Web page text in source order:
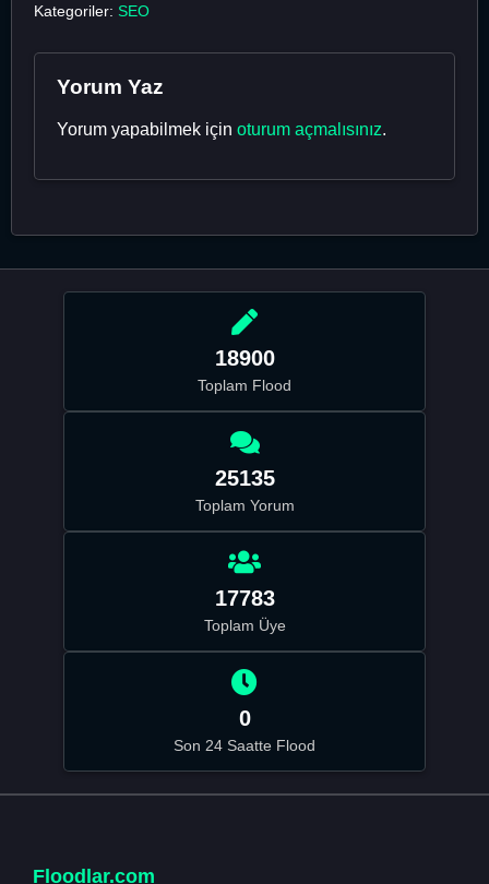
Kategoriler: SEO
Yorum Yaz
Yorum yapabilmek için oturum açmalısınız.
18900
Toplam Flood
25135
Toplam Yorum
17783
Toplam Üye
0
Son 24 Saatte Flood
Floodlar.com